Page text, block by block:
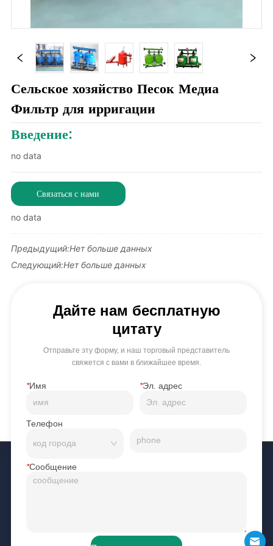
Сельское хозяйство Песок Медиа
Фильтр для ирригации
Введение:
no data
Связаться с нами
no data
Предыдущий:Нет больше данных
Следующий:Нет больше данных
Дайте нам бесплатную
цитату
Отправьте эту форму, и наш торговый представитель
свяжется с вами в ближайшее время.
*Имя *Эл. адрес
Телефон
*Сообщение